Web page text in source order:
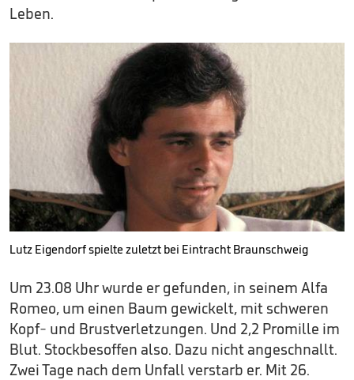
Leben.
Lutz Eigendorf spielte zuletzt bei Eintracht Braunschweig
Um 23.08 Uhr wurde er gefunden, in seinem Alfa
Romeo, um einen Baum gewickelt, mit schweren
Kopf- und Brustverletzungen. Und 2,2 Promille im
Blut. Stockbesoffen also. Dazu nicht angeschnallt.
Zwei Tage nach dem Unfall verstarb er. Mit 26.